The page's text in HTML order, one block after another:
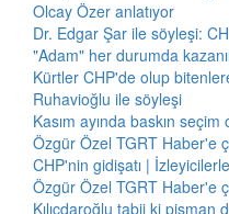
Olcay Özer anlatıyor
Dr. Edgar Şar ile söyleşi:
"Adam" her durumda
Kürtler CHP'de olup
Ruhavioğlu ile söyleşi
Kasım ayında baskın seçim
Özgür Özel TGRT Haber'e
CHP'nin gidişatı |
Özgür Özel TGRT Haber'e
Kılıçdaroğlu tabii ki pişman